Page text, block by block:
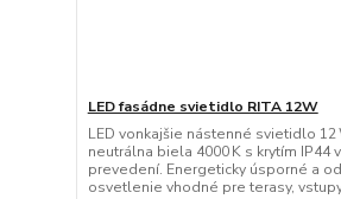
LED fasádne svietidlo RITA 12W
LED vonkajšie nástenné svietidlo 12
neutrálna biela 4000 K s krytím IP44
prevedení. Energeticky úsporné a
osvetlenie vhodné pre terasy,